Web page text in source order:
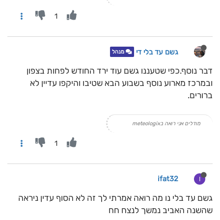
1
גשם עד בלי די מנהל
דבר נוסף.כפי שטעננו גשם עוד ירד החודש לפחות בצפון
ובמרכז מארוע נוסף בשבוע הבא שטיבו והיקפו עדיין לא
ברורים.
מודלים אני רואה בmeteologix
1
I
ifat32
גשם עד בלי נו מה רואה אמרתי לך זה לא הסוף עדין ניראה
שהשנה האביב נמשך לנצח חח